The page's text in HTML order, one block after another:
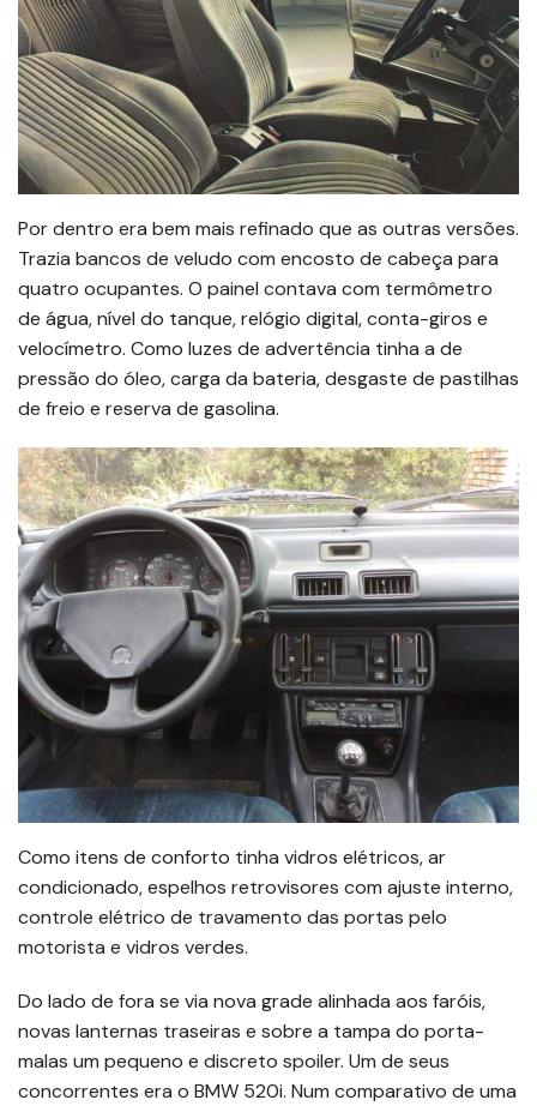
Por dentro era bem mais refinado que as outras versões.
Trazia bancos de veludo com encosto de cabeça para
quatro ocupantes. O painel contava com termômetro
de água, nível do tanque, relógio digital, conta-giros e
velocímetro. Como luzes de advertência tinha a de
pressão do óleo, carga da bateria, desgaste de pastilhas
de freio e reserva de gasolina.
Como itens de conforto tinha vidros elétricos, ar
condicionado, espelhos retrovisores com ajuste interno,
controle elétrico de travamento das portas pelo
motorista e vidros verdes.
Do lado de fora se via nova grade alinhada aos faróis,
novas lanternas traseiras e sobre a tampa do porta-
malas um pequeno e discreto spoiler. Um de seus
concorrentes era o BMW 520i. Num comparativo de uma